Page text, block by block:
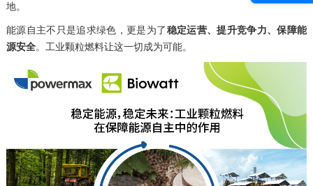
地。
能源自主不只是追求绿色，更是为了稳定运营、提升竞争力、保障能
源安全。工业颗粒燃料让这一切成为可能。